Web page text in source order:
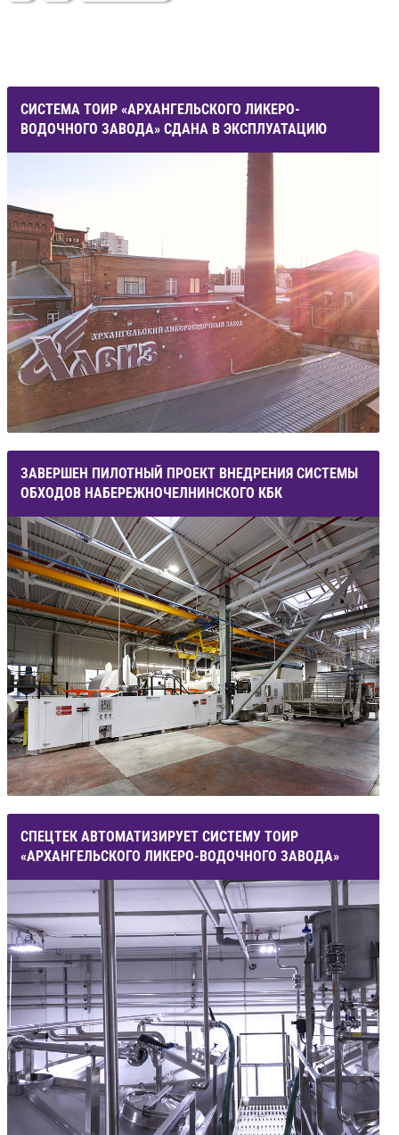
СИСТЕМА ТОИР «АРХАНГЕЛЬСКОГО ЛИКЕРО-
ВОДОЧНОГО ЗАВОДА» СДАНА В ЭКСПЛУАТАЦИЮ
ЗАВЕРШЕН ПИЛОТНЫЙ ПРОЕКТ ВНЕДРЕНИЯ СИСТЕМЫ
ОБХОДОВ НАБЕРЕЖНОЧЕЛНИНСКОГО КБК
СПЕЦТЕК АВТОМАТИЗИРУЕТ СИСТЕМУ ТОИР
«АРХАНГЕЛЬСКОГО ЛИКЕРО-ВОДОЧНОГО ЗАВОДА»